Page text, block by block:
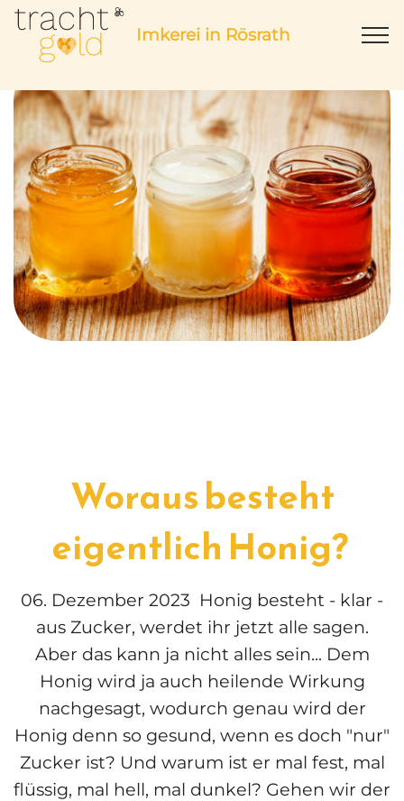
Imkerei in Rösrath
Woraus besteht
eigentlich Honig?
06. Dezember 2023 Honig besteht - klar -
aus Zucker, werdet ihr jetzt alle sagen.
Aber das kann ja nicht alles sein... Dem
Honig wird ja auch heilende Wirkung
nachgesagt, wodurch genau wird der
Honig denn so gesund, wenn es doch "nur"
Zucker ist? Und warum ist er mal fest, mal
flüssig, mal hell, mal dunkel? Gehen wir der